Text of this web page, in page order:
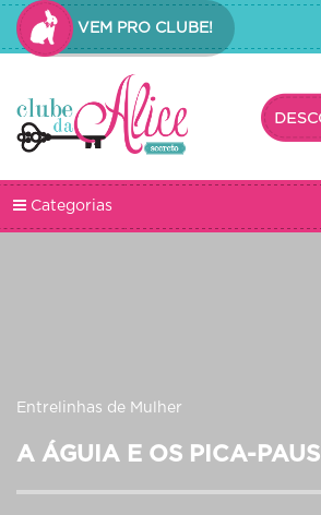
VEM PRO CLUBE!
Categorias
Entrelinhas de Mulher
A ÁGUIA E OS PICA-PAUS